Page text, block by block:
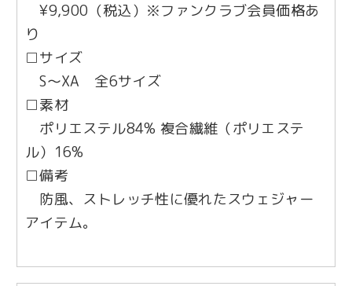
¥9,900（税込）※ファンクラブ会員価格あ
り
□サイズ
S〜XA 全6サイズ
□素材
ポリエステル84% 複合繊維（ポリエステ
ル）16%
□備考
防風、ストレッチ性に優れたスウェジャー
アイテム。